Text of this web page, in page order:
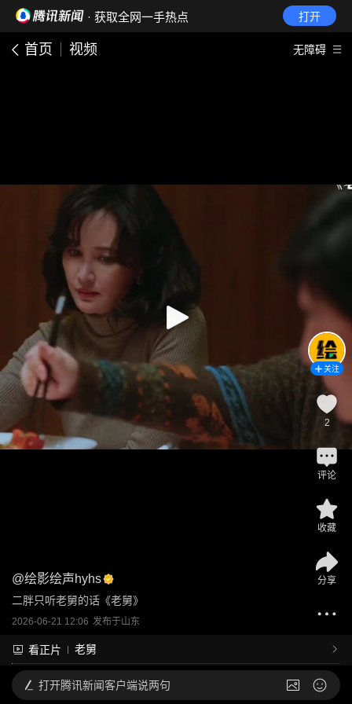
· 获取全网一手热点 打开
首页 视频 无障碍
@绘影绘声hyhs
二胖只听老舅的话《老舅》
2026-06-21 12:06 发布于山东
看正片 老舅
关注
2
评论
收藏
分享
打开腾讯新闻客户端说两句